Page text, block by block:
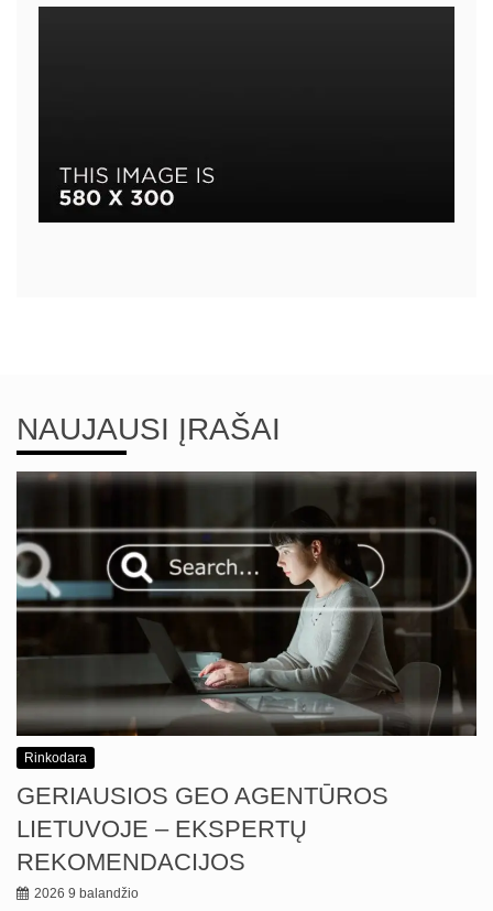
NAUJAUSI ĮRAŠAI
Rinkodara
GERIAUSIOS GEO AGENTŪROS
LIETUVOJE – EKSPERTŲ
REKOMENDACIJOS
2026 9 balandžio